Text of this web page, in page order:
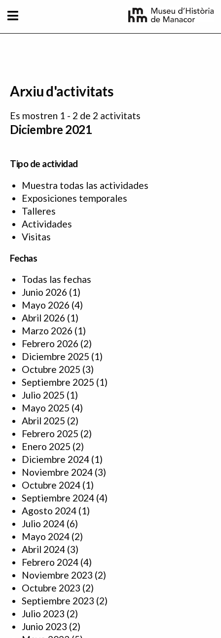
Arxiu d'activitats
Es mostren 1 - 2 de 2 activitats
Diciembre 2021
Tipo de actividad
Muestra todas las actividades
Exposiciones temporales
Talleres
Actividades
Visitas
Fechas
Todas las fechas
Junio 2026 (1)
Mayo 2026 (4)
Abril 2026 (1)
Marzo 2026 (1)
Febrero 2026 (2)
Diciembre 2025 (1)
Octubre 2025 (3)
Septiembre 2025 (1)
Julio 2025 (1)
Mayo 2025 (4)
Abril 2025 (2)
Febrero 2025 (2)
Enero 2025 (2)
Diciembre 2024 (1)
Noviembre 2024 (3)
Octubre 2024 (1)
Septiembre 2024 (4)
Agosto 2024 (1)
Julio 2024 (6)
Mayo 2024 (2)
Abril 2024 (3)
Febrero 2024 (4)
Noviembre 2023 (2)
Octubre 2023 (2)
Septiembre 2023 (2)
Julio 2023 (2)
Junio 2023 (2)